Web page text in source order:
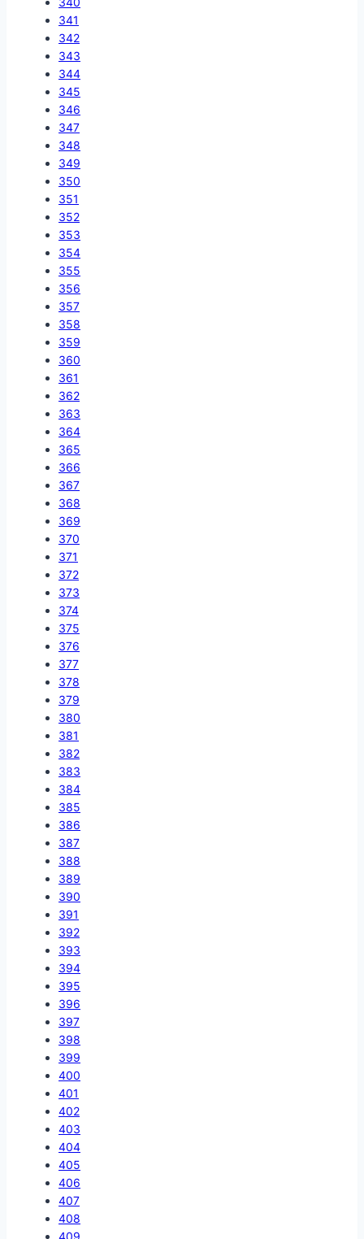
341
342
343
344
345
346
347
348
349
350
351
352
353
354
355
356
357
358
359
360
361
362
363
364
365
366
367
368
369
370
371
372
373
374
375
376
377
378
379
380
381
382
383
384
385
386
387
388
389
390
391
392
393
394
395
396
397
398
399
400
401
402
403
404
405
406
407
408